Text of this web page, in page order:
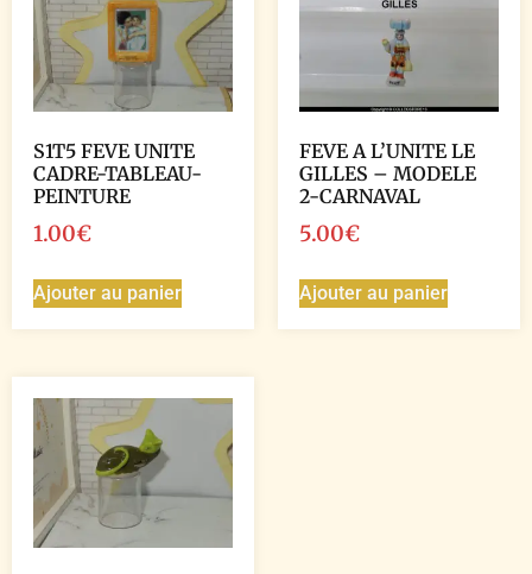
S1T5 FEVE UNITE
CADRE-TABLEAU-
PEINTURE
1.00€
Ajouter au panier
FEVE A L’UNITE LE
GILLES – MODELE
2-CARNAVAL
5.00€
Ajouter au panier